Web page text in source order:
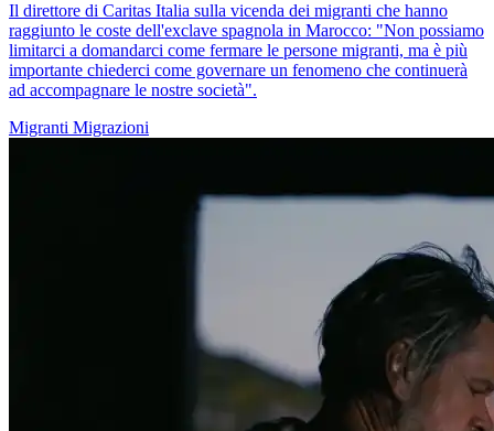
Il direttore di Caritas Italia sulla vicenda dei migranti che hanno
raggiunto le coste dell'exclave spagnola in Marocco: "Non possiamo
limitarci a domandarci come fermare le persone migranti, ma è più
importante chiederci come governare un fenomeno che continuerà
ad accompagnare le nostre società".
Migranti Migrazioni